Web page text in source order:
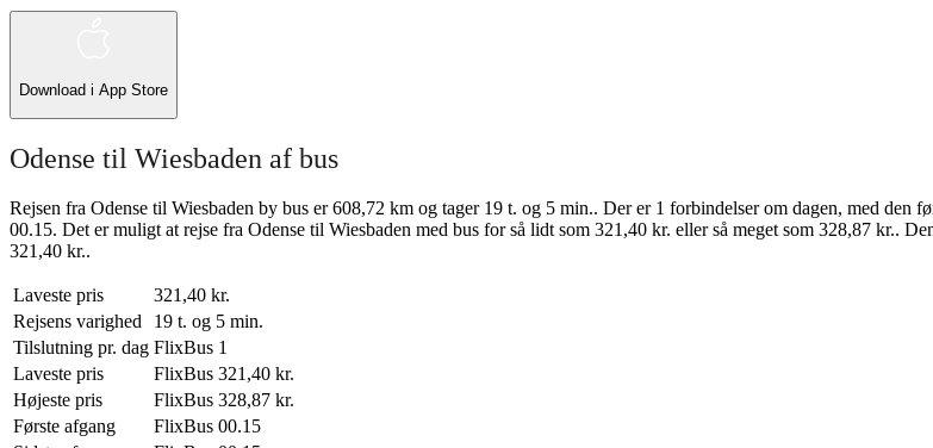
Download i App Store
Odense til Wiesbaden af bus
Rejsen fra Odense til Wiesbaden by bus er 608,72 km og tager 19 t. og 5 min.. Der er 1 forbindelser om dagen, med den
00.15. Det er muligt at rejse fra Odense til Wiesbaden med bus for så lidt som 321,40 kr. eller så meget som 328,87 kr..
321,40 kr..
Laveste pris
321,40 kr.
Rejsens varighed
19 t. og 5 min.
Tilslutning pr. dag FlixBus 1
Laveste pris
FlixBus 321,40 kr.
Højeste pris
FlixBus 328,87 kr.
Første afgang
FlixBus 00.15